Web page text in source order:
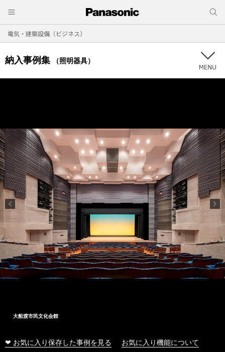
電気・建築設備（ビジネス）
納入事例集 （照明器具）
大船渡市民文化会館
❤ お気に入り保存した事例を見る お気に入り機能について